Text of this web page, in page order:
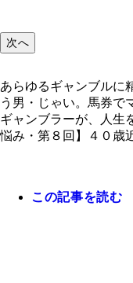
今週のギャ
次へ
あらゆるギャンブルに
う男・じゃい。馬券で
ギャンブラーが、人生
悩み・第８回】４０歳
この記事を読む